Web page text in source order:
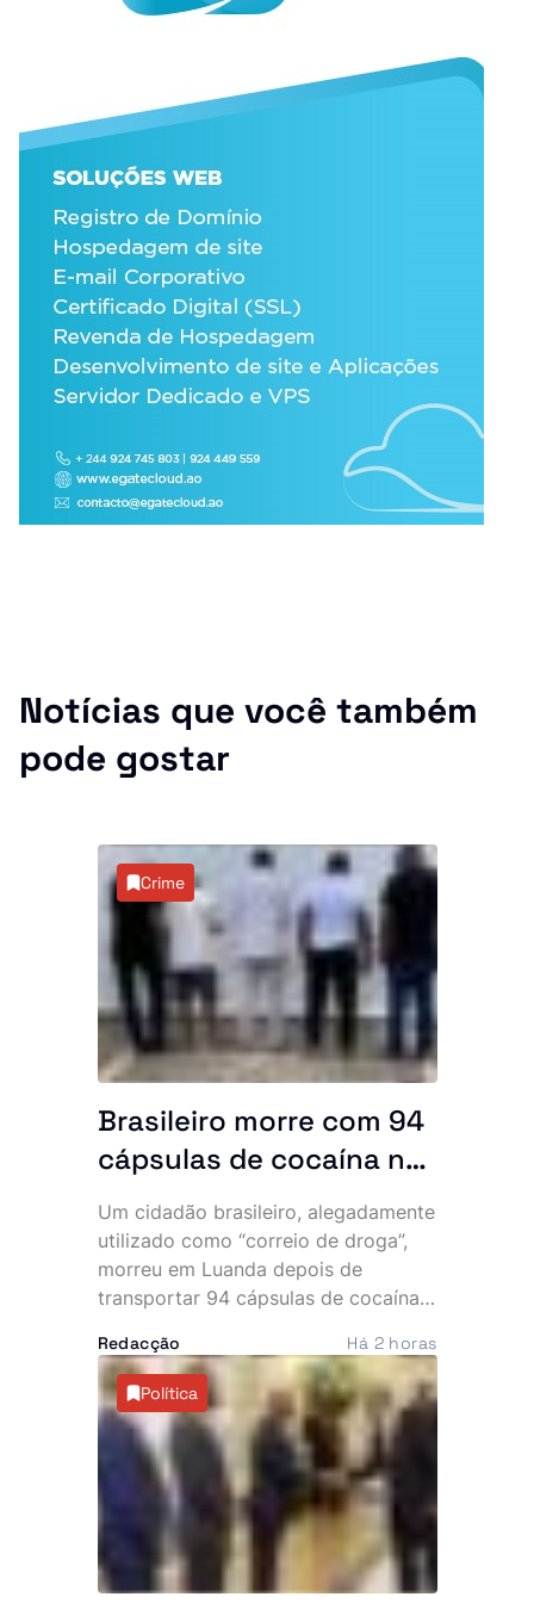
Notícias que você também
pode gostar
Crime
Brasileiro morre com 94
cápsulas de cocaína no
abdómen e SIC
desmantela parte da
rede
Um cidadão brasileiro, alegadamente
utilizado como “correio de droga”,
morreu em Luanda depois de
transportar 94 cápsulas de cocaína
Investigação Criminal (SIC) anunciou,
esta sexta-feira, a detenção de três
cidadãos angolanos suspeitos de
envolvimento no caso, que expôs
uma alegada rede internacional de
tráfico de estupefacientes com
ligações ao Brasil.
Redacção Há 2 horas
Política